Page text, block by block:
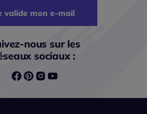
valide mon e-mail
nous sur les
sociaux :